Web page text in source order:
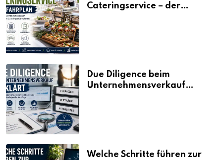
Cateringservice – der
Due Diligence beim
Unternehmensverkauf
Welche Schritte führen zur